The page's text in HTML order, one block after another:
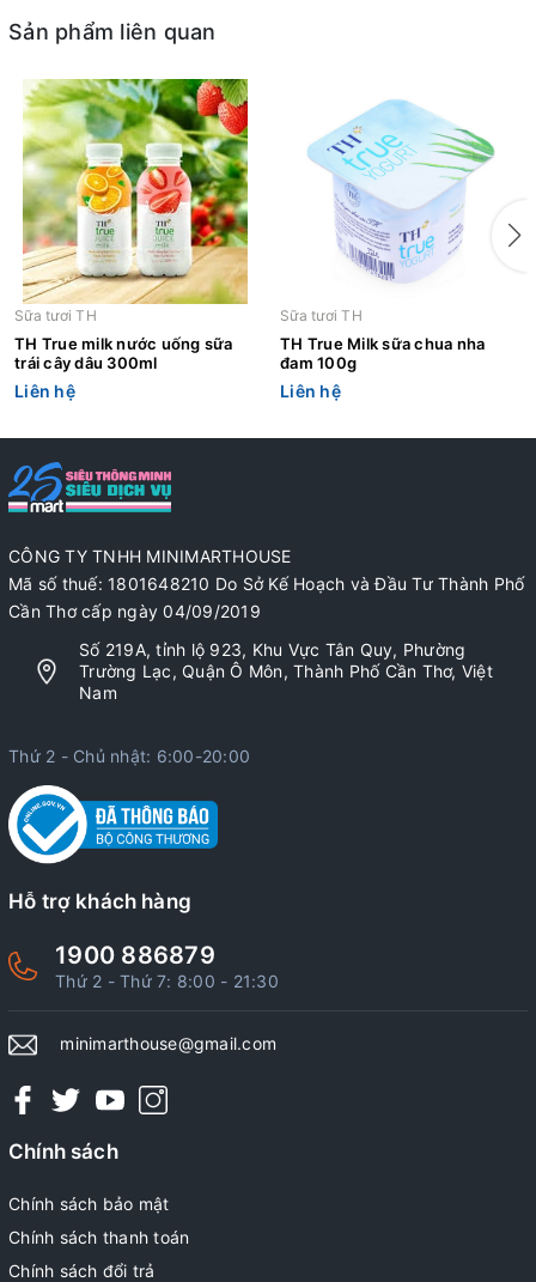
Sản phẩm liên quan
Sữa tươi TH
TH True milk nước uống sữa
trái cây dâu 300ml
Liên hệ
Sữa tươi TH
TH True Milk sữa chua nha
đam 100g
Liên hệ
CÔNG TY TNHH MINIMARTHOUSE
Mã số thuế: 1801648210 Do Sở Kế Hoạch và Đầu Tư Thành Phố
Cần Thơ cấp ngày 04/09/2019
Số 219A, tỉnh lộ 923, Khu Vực Tân Quy, Phường
Trường Lạc, Quận Ô Môn, Thành Phố Cần Thơ, Việt
Nam
Thứ 2 - Chủ nhật: 6:00-20:00
Hỗ trợ khách hàng
1900 886879
Thứ 2 - Thứ 7: 8:00 - 21:30
minimarthouse@gmail.com
Chính sách
Chính sách bảo mật
Chính sách thanh toán
Chính sách đổi trả